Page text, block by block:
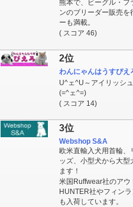
熊本で、ビーグル・フ
ンのブリーダー販売を
ーも満載。
( スコア 46)
2位
わんにゃんはうすぴえ
U^ェ^U～アイリッシ
(=^ェ^=)
( スコア 14)
3位
Webshop S&A
欧米直輸入犬用首輪
ッズ、小型犬から大
ます！
米国Ruffwear社のア
HUNTER社やフィン
も入荷しています。